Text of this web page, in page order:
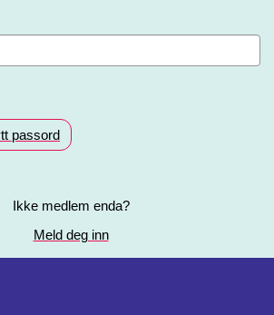
passord
Ikke medlem enda?
Meld deg inn